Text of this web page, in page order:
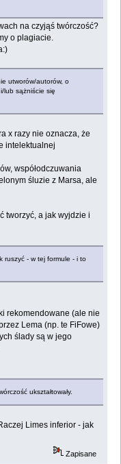
na czyjąś twórczość?
o plagiacie.
utworów/autorów, o
lub sążniście się
x razy nie oznacza, że
intelektualnej
współodczuwania
śluzie z Marsa, ale
tworzyć, a jak wyjdzie i
ruszyć - w tej formule - i to
rekomendowane (ale nie
Lema (np. te FiFowe)
ślady są w jego
ukształtowały.
Limes inferior - jak
Zapisane